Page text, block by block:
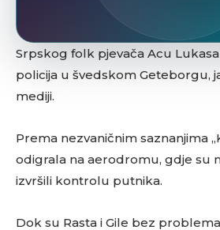
Srpskog folk pjevača Acu
policija u švedskom Geteborgu,
mediji.
Prema nezvaničnim saznanjima
odigrala na aerodromu, gdje su
izvršili kontrolu putnika.
Dok su Rasta i Gile bez